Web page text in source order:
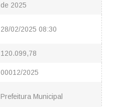
de 2025
28/02/2025 08:30
120.099,78
00012/2025
Prefeitura Municipal